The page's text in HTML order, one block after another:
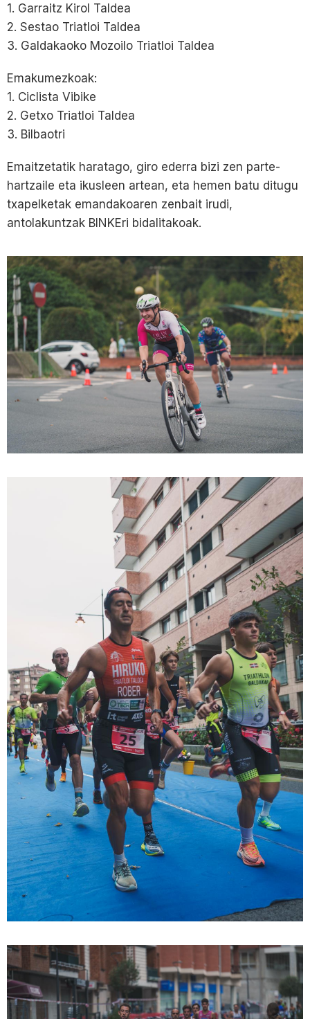
1. Garraitz Kirol Taldea
2. Sestao Triatloi Taldea
3. Galdakaoko Mozoilo Triatloi Taldea
Emakumezkoak:
1. Ciclista Vibike
2. Getxo Triatloi Taldea
3. Bilbaotri
Emaitzetatik haratago, giro ederra bizi zen parte-
hartzaile eta ikusleen artean, eta hemen batu ditugu
txapelketak emandakoaren zenbait irudi,
antolakuntzak BINKEri bidalitakoak.